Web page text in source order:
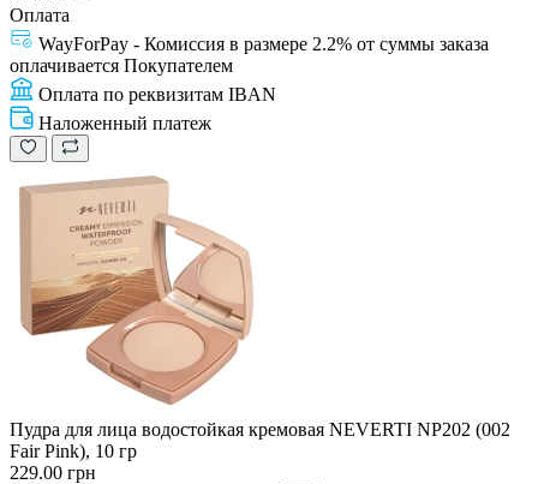
Оплата
WayForPay - Комиссия в размере 2.2% от суммы заказа
оплачивается Покупателем
Оплата по реквизитам IBAN
Наложенный платеж
Пудра для лица водостойкая кремовая NEVERTI NP202 (002
Fair Pink), 10 гр
229.00 грн